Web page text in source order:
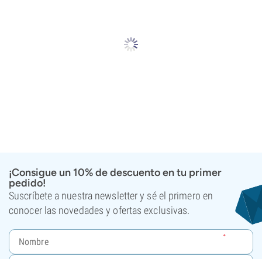
¡Consigue un 10% de descuento en tu primer
pedido!
Suscríbete a nuestra newsletter y sé el primero en
conocer las novedades y ofertas exclusivas.